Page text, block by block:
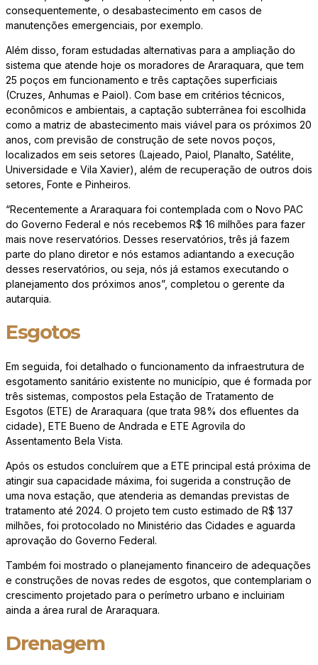
consequentemente, o desabastecimento em casos de
manutenções emergenciais, por exemplo.
Além disso, foram estudadas alternativas para a ampliação do
sistema que atende hoje os moradores de Araraquara, que tem
25 poços em funcionamento e três captações superficiais
(Cruzes, Anhumas e Paiol). Com base em critérios técnicos,
econômicos e ambientais, a captação subterrânea foi escolhida
como a matriz de abastecimento mais viável para os próximos 20
anos, com previsão de construção de sete novos poços,
localizados em seis setores (Lajeado, Paiol, Planalto, Satélite,
Universidade e Vila Xavier), além de recuperação de outros dois
setores, Fonte e Pinheiros.
“Recentemente a Araraquara foi contemplada com o Novo PAC
do Governo Federal e nós recebemos R$ 16 milhões para fazer
mais nove reservatórios. Desses reservatórios, três já fazem
parte do plano diretor e nós estamos adiantando a execução
desses reservatórios, ou seja, nós já estamos executando o
planejamento dos próximos anos”, completou o gerente da
autarquia.
Esgotos
Em seguida, foi detalhado o funcionamento da infraestrutura de
esgotamento sanitário existente no município, que é formada por
três sistemas, compostos pela Estação de Tratamento de
Esgotos (ETE) de Araraquara (que trata 98% dos efluentes da
cidade), ETE Bueno de Andrada e ETE Agrovila do
Assentamento Bela Vista.
Após os estudos concluírem que a ETE principal está próxima de
atingir sua capacidade máxima, foi sugerida a construção de
uma nova estação, que atenderia as demandas previstas de
tratamento até 2024. O projeto tem custo estimado de R$ 137
milhões, foi protocolado no Ministério das Cidades e aguarda
aprovação do Governo Federal.
Também foi mostrado o planejamento financeiro de adequações
e construções de novas redes de esgotos, que contemplariam o
crescimento projetado para o perímetro urbano e incluiriam
ainda a área rural de Araraquara.
Drenagem